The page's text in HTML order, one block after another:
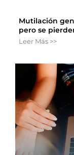
Mutilación
pero se
Leer Más >>